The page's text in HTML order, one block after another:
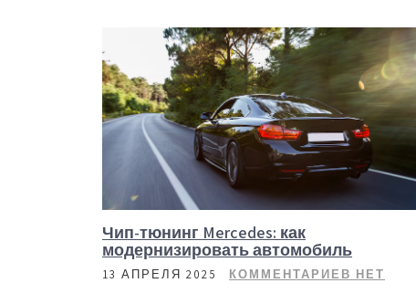
Чип-тюнинг Mercedes: как
модернизировать автомобиль
13 АПРЕЛЯ 2025 КОММЕНТАРИЕВ НЕТ